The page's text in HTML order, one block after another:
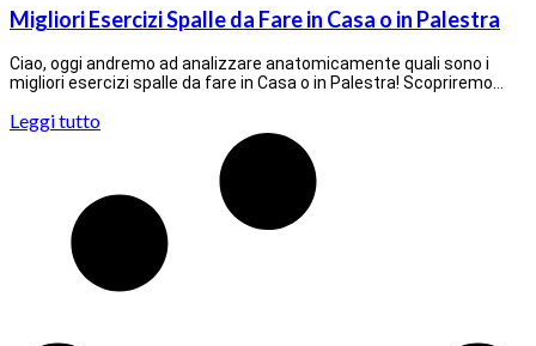
Migliori Esercizi Spalle da Fare in Casa o in Palestra
Ciao, oggi andremo ad analizzare anatomicamente quali sono i
migliori esercizi spalle da fare in Casa o in Palestra! Scopriremo…
Leggi tutto